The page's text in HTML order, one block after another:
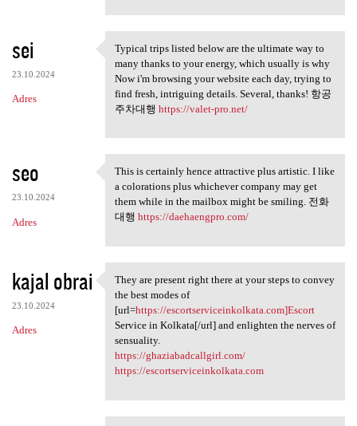
sei
23.10.2024
Adres
Typical trips listed below
Typical trips listed below are the ultimate way to
many thanks to your energy, which usually is why
Now i'm browsing your website each day, trying to
find fresh, intriguing details. Several, thanks! 항공
주차대행 https://valet-pro.net/
seo
23.10.2024
Adres
This is certainly hence
This is certainly hence attractive plus artistic. I like
a colorations plus whichever company may get
them while in the mailbox might be smiling. 전화
대행 https://daehaengpro.com/
kajal obrai
23.10.2024
Adres
They are present right there
They are present right there at your steps to convey
the best modes of
[url=https://escortserviceinkolkata.com]Escort
Service in Kolkata[/url] and enlighten the nerves of
sensuality.
https://ghaziabadcallgirl.com/
https://escortserviceinkolkata.com